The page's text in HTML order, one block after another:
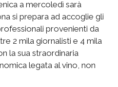
a mercoledì sarà
si prepara ad accoglie gli
provenienti da
2 mila giornalisti e 4 mila
la sua straordinaria
legata al vino, non